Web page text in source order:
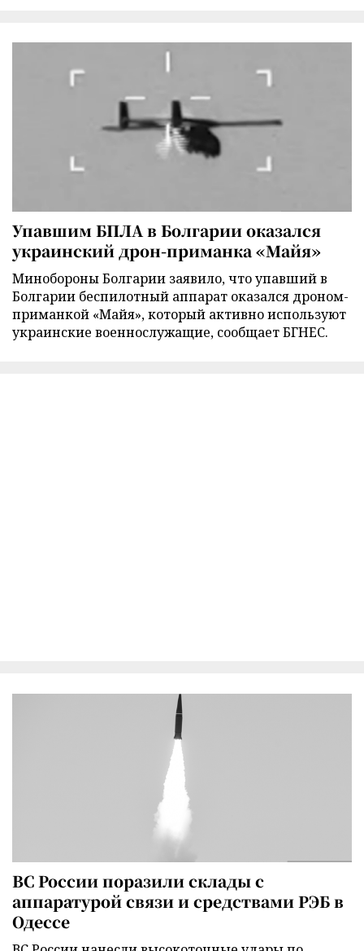
Упавшим БПЛА в Болгарии оказался
украинский дрон-приманка «Майя»
Минобороны Болгарии заявило, что упавший в
Болгарии беспилотный аппарат оказался дроном-
приманкой «Майя», который активно используют
украинские военнослужащие, сообщает БГНЕС.
ВС России поразили склады с
аппаратурой связи и средствами РЭБ в
Одессе